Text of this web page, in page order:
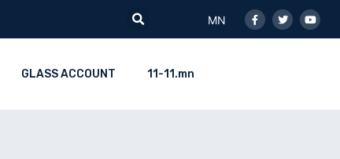
Search
MN
f
GLASS ACCOUNT 11-11.mn